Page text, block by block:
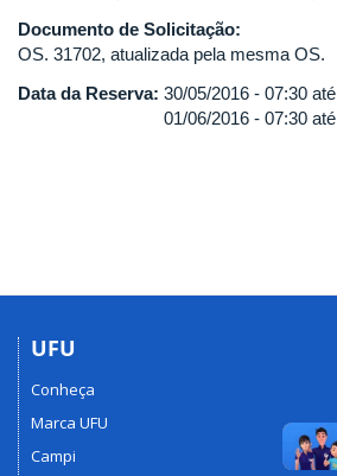
Documento de Solicitação:
OS. 31702, atualizada pela mesma OS.
Data da Reserva: 30/05/2016 - 07:30 até
01/06/2016 - 07:30 até
UFU
Conheça
Marca UFU
Campi